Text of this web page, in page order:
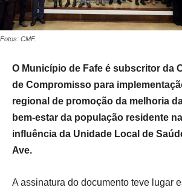
Fotos: CMF.
O Município de Fafe é subscritor da
de Compromisso para
regional de promoção da melhoria
bem-estar da população residente
influência da Unidade Local de
Ave.
A assinatura do documento teve lugar